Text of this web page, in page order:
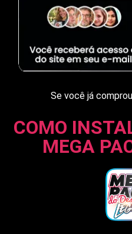
Se você já
COMO
MEGA